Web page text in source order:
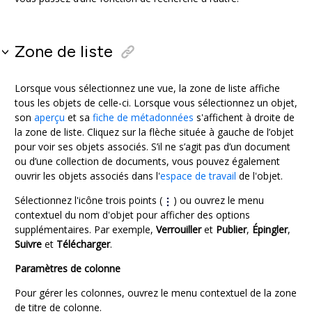
Zone de liste
Lorsque vous sélectionnez une vue, la zone de liste affiche
tous les objets de celle-ci. Lorsque vous sélectionnez un objet,
son aperçu et sa fiche de métadonnées s'affichent à droite de
la zone de liste. Cliquez sur la flèche située à gauche de l’objet
pour voir ses objets associés. S’il ne s’agit pas d’un document
ou d’une collection de documents, vous pouvez également
ouvrir les objets associés dans l'espace de travail de l'objet.
Sélectionnez l'icône trois points (
) ou ouvrez le menu
contextuel du nom d'objet pour afficher des options
supplémentaires. Par exemple, Verrouilleret Publier, Épingler,
Suivre et Télécharger.
Paramètres de colonne
Pour gérer les colonnes, ouvrez le menu contextuel de la zone
de titre de colonne.